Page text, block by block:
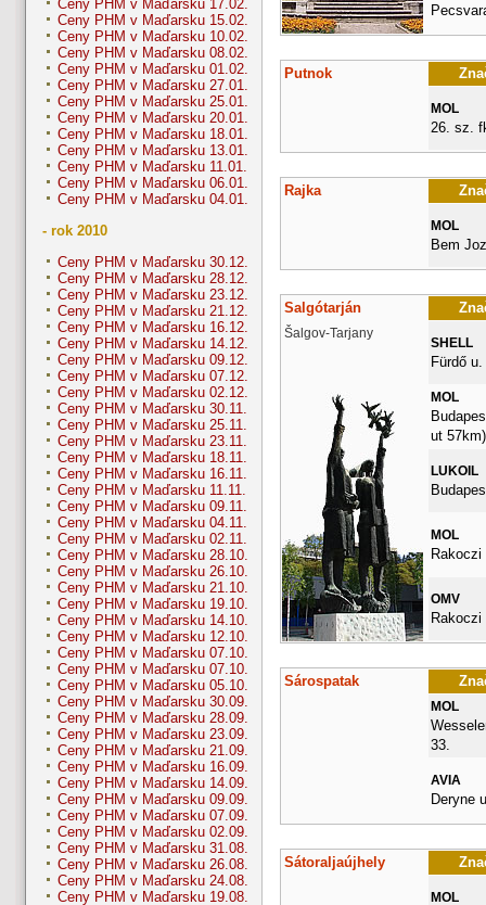
Ceny PHM v Maďarsku 17.02.
Ceny PHM v Maďarsku 15.02.
Ceny PHM v Maďarsku 10.02.
Ceny PHM v Maďarsku 08.02.
Ceny PHM v Maďarsku 01.02.
Ceny PHM v Maďarsku 27.01.
Ceny PHM v Maďarsku 25.01.
Ceny PHM v Maďarsku 20.01.
Ceny PHM v Maďarsku 18.01.
Ceny PHM v Maďarsku 13.01.
Ceny PHM v Maďarsku 11.01.
Ceny PHM v Maďarsku 06.01.
Ceny PHM v Maďarsku 04.01.
- rok 2010
Ceny PHM v Maďarsku 30.12.
Ceny PHM v Maďarsku 28.12.
Ceny PHM v Maďarsku 23.12.
Ceny PHM v Maďarsku 21.12.
Ceny PHM v Maďarsku 16.12.
Ceny PHM v Maďarsku 14.12.
Ceny PHM v Maďarsku 09.12.
Ceny PHM v Maďarsku 07.12.
Ceny PHM v Maďarsku 02.12.
Ceny PHM v Maďarsku 30.11.
Ceny PHM v Maďarsku 25.11.
Ceny PHM v Maďarsku 23.11.
Ceny PHM v Maďarsku 18.11.
Ceny PHM v Maďarsku 16.11.
Ceny PHM v Maďarsku 11.11.
Ceny PHM v Maďarsku 09.11.
Ceny PHM v Maďarsku 04.11.
Ceny PHM v Maďarsku 02.11.
Ceny PHM v Maďarsku 28.10.
Ceny PHM v Maďarsku 26.10.
Ceny PHM v Maďarsku 21.10.
Ceny PHM v Maďarsku 19.10.
Ceny PHM v Maďarsku 14.10.
Ceny PHM v Maďarsku 12.10.
Ceny PHM v Maďarsku 07.10.
Ceny PHM v Maďarsku 07.10.
Ceny PHM v Maďarsku 05.10.
Ceny PHM v Maďarsku 30.09.
Ceny PHM v Maďarsku 28.09.
Ceny PHM v Maďarsku 23.09.
Ceny PHM v Maďarsku 21.09.
Ceny PHM v Maďarsku 16.09.
Ceny PHM v Maďarsku 14.09.
Ceny PHM v Maďarsku 09.09.
Ceny PHM v Maďarsku 07.09.
Ceny PHM v Maďarsku 02.09.
Ceny PHM v Maďarsku 31.08.
Ceny PHM v Maďarsku 26.08.
Ceny PHM v Maďarsku 24.08.
Ceny PHM v Maďarsku 19.08.
Putnok
MOL
26. sz.
Rajka
MOL
Bem
Salgótarján
Šalgov-Tarjany
SHELL
Fürdő u.
MOL
ut 57km)
LUKOIL
MOL
Rakoczi
OMV
Rakoczi
Sárospatak
MOL
33.
AVIA
Deryne
Sátoraljaújhely
MOL